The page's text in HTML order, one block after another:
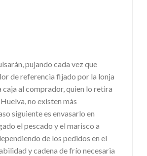
pujando cada vez que
de referencia fijado por la lonja
al comprador, quien lo retira
no existen más
siguiente es envasarlo en
el pescado y el marisco a
de los pedidos en el
y cadena de frío necesaria